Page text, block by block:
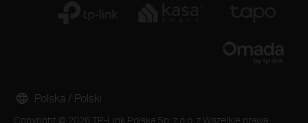
Copyright © 2026 TP-Link Polska Sp. z o.o. z Wszelkie prawa
Polska / Polski